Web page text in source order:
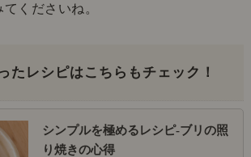
くださいね。
たレシピはこちらもチェック！
シンプルを極めるレシピ-ブリの照
り焼きの心得